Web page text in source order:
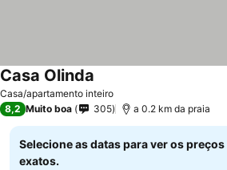
Casa/apartamento inteiro
Casa Olinda
8,2 Muito boa 305 a 0.2 km da praia
Selecione as datas para ver os preços
exatos.